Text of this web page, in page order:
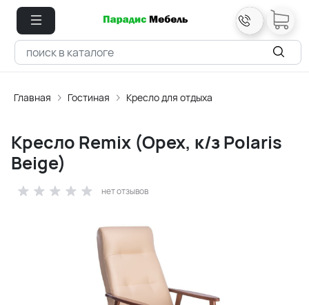
Главная Гостиная Кресло для отдыха
Кресло Remix (Орех, к/з Polaris
Beige)
нет отзывов